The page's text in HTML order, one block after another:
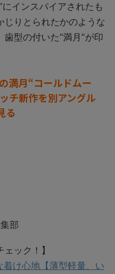
にインスパイアされたも
じりとられたかのような
型の付いた“満月”が印
満月“コールドムー
チ新作を別アングル
る
部
ック！】
け心地【薄型軽量、い